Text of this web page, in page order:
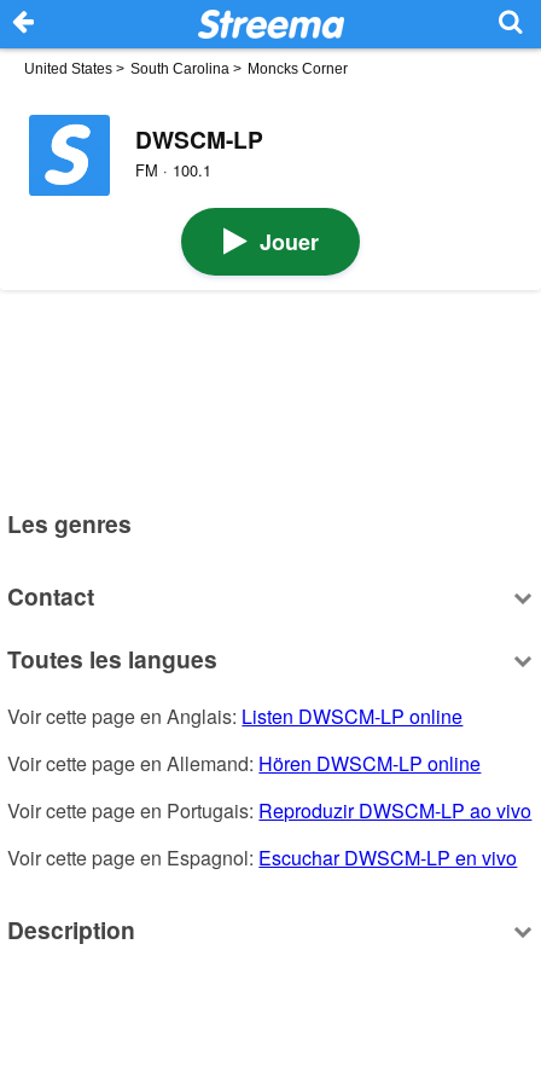
United States > South Carolina > Moncks Corner
DWSCM-LP
FM · 100.1
Jouer
Les genres
Contact
Toutes les langues
Voir cette page en Anglais: Listen DWSCM-LP online
Voir cette page en Allemand: Hören DWSCM-LP online
Voir cette page en Portugais: Reproduzir DWSCM-LP ao vivo
Voir cette page en Espagnol: Escuchar DWSCM-LP en vivo
Description